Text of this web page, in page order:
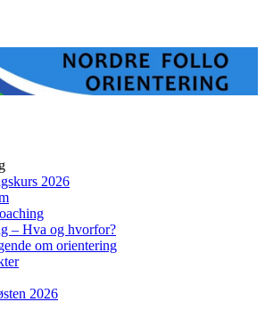
2026
– Hva og hvorfor?
om orientering
2026